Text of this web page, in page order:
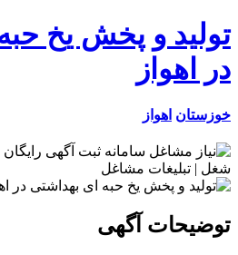
تولید و پخش یخ
در اهواز
خوزستان اهواز
توضیحات آگهی